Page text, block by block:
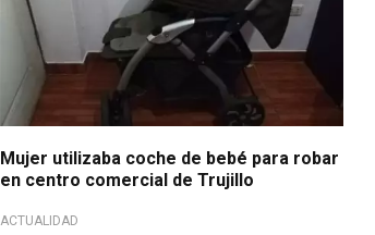
Mujer utilizaba coche de bebé para robar
en centro comercial de Trujillo
ACTUALIDAD